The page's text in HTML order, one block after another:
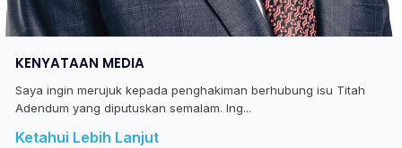
KENYATAAN MEDIA
Saya ingin merujuk kepada penghakiman berhubung isu Titah
Adendum yang diputuskan semalam. Ing...
Ketahui Lebih Lanjut